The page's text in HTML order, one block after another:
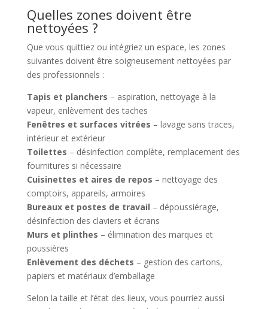
Quelles zones doivent être
nettoyées ?
Que vous quittiez ou intégriez un espace, les zones
suivantes doivent être soigneusement nettoyées par
des professionnels :
Tapis et planchers – aspiration, nettoyage à la
vapeur, enlèvement des taches
Fenêtres et surfaces vitrées – lavage sans traces,
intérieur et extérieur
Toilettes – désinfection complète, remplacement des
fournitures si nécessaire
Cuisinettes et aires de repos – nettoyage des
comptoirs, appareils, armoires
Bureaux et postes de travail – dépoussiérage,
désinfection des claviers et écrans
Murs et plinthes – élimination des marques et
poussières
Enlèvement des déchets – gestion des cartons,
papiers et matériaux d’emballage
Selon la taille et l’état des lieux, vous pourriez aussi